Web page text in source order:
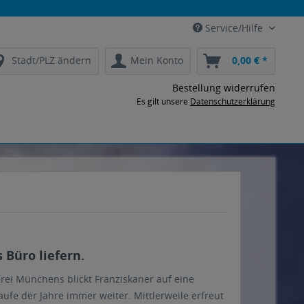
Service/Hilfe
Stadt/PLZ ändern Mein Konto 0,00 € *
Bestellung widerrufen
Es gilt unsere Datenschutzerklärung
Büro liefern.
Münchens blickt Franziskaner auf eine
der Jahre immer weiter. Mittlerweile erfreut